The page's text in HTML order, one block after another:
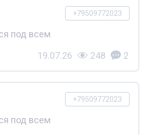
+79509772023
под всем
19.07.26 248 2
+79509772023
под всем